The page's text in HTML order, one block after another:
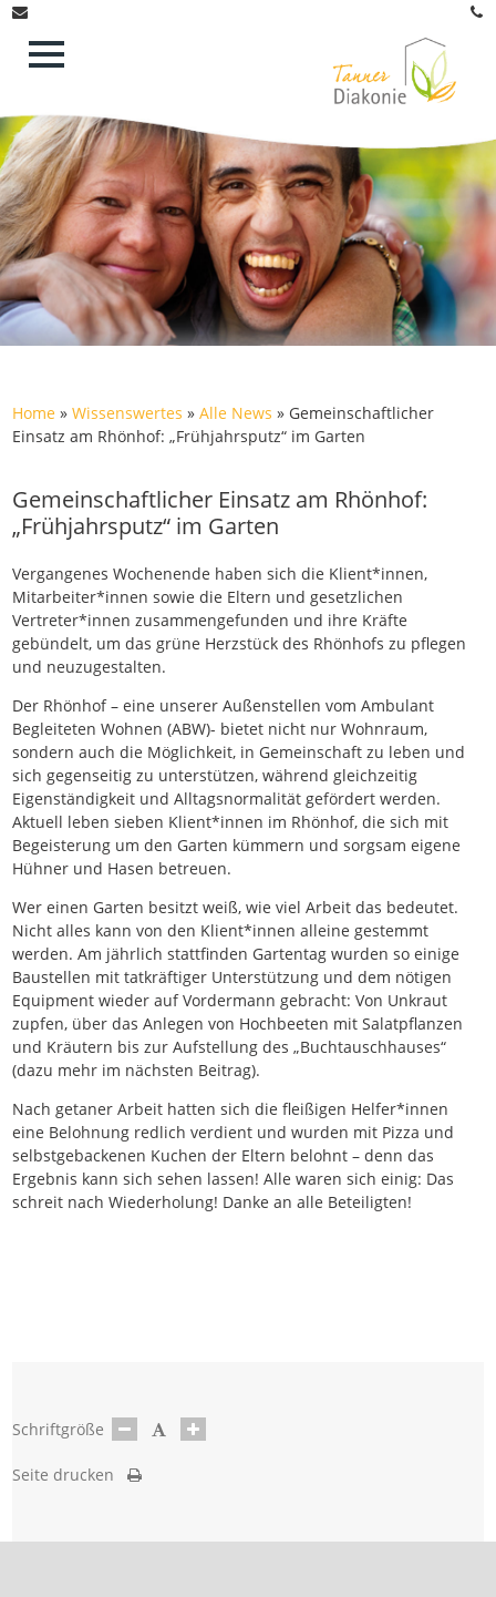
Home »Wissenswertes »Alle News » Gemeinschaftlicher
Einsatz am Rhönhof: „Frühjahrsputz“ im Garten
Gemeinschaftlicher Einsatz am Rhönhof:
„Frühjahrsputz“ im Garten
Vergangenes Wochenende haben sich die Klient*innen,
Mitarbeiter*innen sowie die Eltern und gesetzlichen
Vertreter*innen zusammengefunden und ihre Kräfte
gebündelt, um das grüne Herzstück des Rhönhofs zu pflegen
und neuzugestalten.
Der Rhönhof – eine unserer Außenstellen vom Ambulant
Begleiteten Wohnen (ABW)- bietet nicht nur Wohnraum,
sondern auch die Möglichkeit, in Gemeinschaft zu leben und
sich gegenseitig zu unterstützen, während gleichzeitig
Eigenständigkeit und Alltagsnormalität gefördert werden.
Aktuell leben sieben Klient*innen im Rhönhof, die sich mit
Begeisterung um den Garten kümmern und sorgsam eigene
Hühner und Hasen betreuen.
Wer einen Garten besitzt weiß, wie viel Arbeit das bedeutet.
Nicht alles kann von den Klient*innen alleine gestemmt
werden. Am jährlich stattfinden Gartentag wurden so einige
Baustellen mit tatkräftiger Unterstützung und dem nötigen
Equipment wieder auf Vordermann gebracht: Von Unkraut
zupfen, über das Anlegen von Hochbeeten mit Salatpflanzen
und Kräutern bis zur Aufstellung des „Buchtauschhauses“
(dazu mehr im nächsten Beitrag).
Nach getaner Arbeit hatten sich die fleißigen Helfer*innen
eine Belohnung redlich verdient und wurden mit Pizza und
selbstgebackenen Kuchen der Eltern belohnt – denn das
Ergebnis kann sich sehen lassen! Alle waren sich einig: Das
schreit nach Wiederholung! Danke an alle Beteiligten!
Schriftgröße
Seite drucken